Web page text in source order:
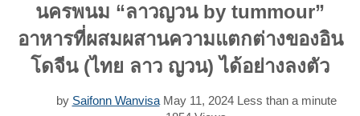
นครพนม “ลาวญวน by tummour”
อาหารที่ผสมผสานความแตกต่างของอิน
โดจีน (ไทย ลาว ญวน) ได้อย่างลงตัว
by Saifonn Wanvisa May 11, 2024 Less than a minute